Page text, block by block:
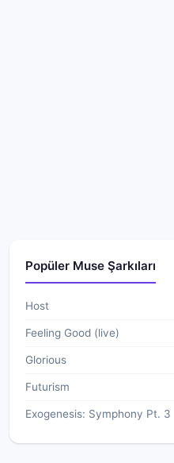
Popüler Muse Şarkıları
Host
Feeling Good (live)
Glorious
Futurism
Exogenesis: Symphony Pt. 3